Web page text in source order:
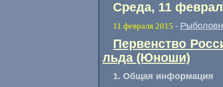
Среда, 11
11 февраля 2015 -
Первенство
льда (Юноши)
1. Общая информация